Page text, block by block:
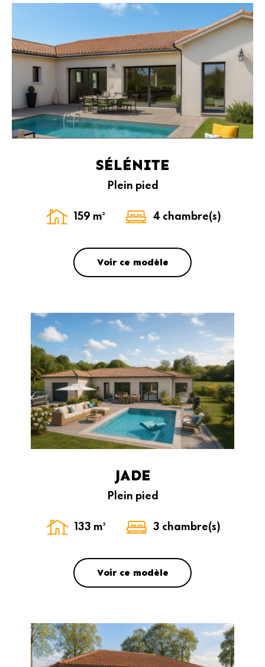
SÉLÉNITE
Plein pied
159 m² 4 chambre(s)
Voir ce modèle
JADE
Plein pied
133 m² 3 chambre(s)
Voir ce modèle